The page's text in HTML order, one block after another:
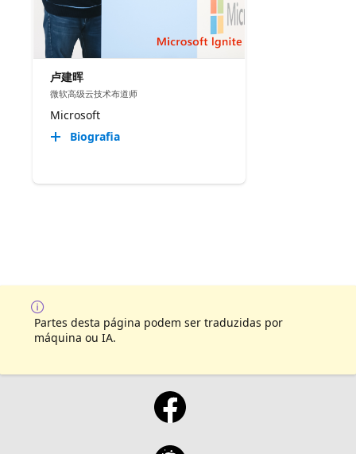
卢建晖
微软高级云技术布道师
Microsoft
Biografia
Partes desta página podem ser traduzidas por
máquina ou IA.